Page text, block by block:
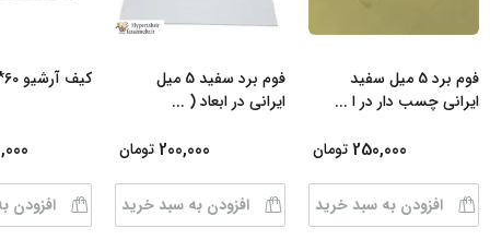
فوم برد 5 میل سفید
ایرانی چسب دار در ا ...
250,000 تومان
افزودن به سبد خرید
فوم برد سفید 5 میل
ایرانی در ابعاد ( ...
200,000 تومان
افزودن به سبد خرید
کیف آرشیو 60*80 برزنتی
افزودن